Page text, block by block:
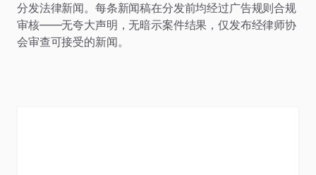
分发法律新闻。每条新闻稿在分发前均经过广告规则合规
审核——无夸大声明，无暗示案件结果，仅发布经律师协
会审查可接受的新闻。